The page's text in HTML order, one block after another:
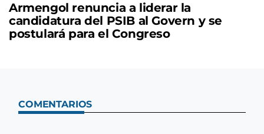
Armengol renuncia a liderar la
candidatura del PSIB al Govern y se
postulará para el Congreso
COMENTARIOS